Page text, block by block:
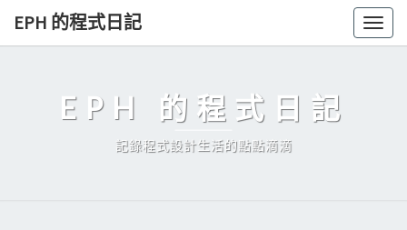
Skip
EPH 的程式日記
EPH 的程式日記
記錄程式設計生活的點點滴滴